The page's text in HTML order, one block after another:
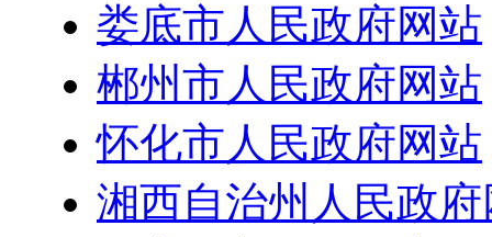
娄底市人民政府网站
郴州市人民政府网站
怀化市人民政府网站
湘西自治州人民政